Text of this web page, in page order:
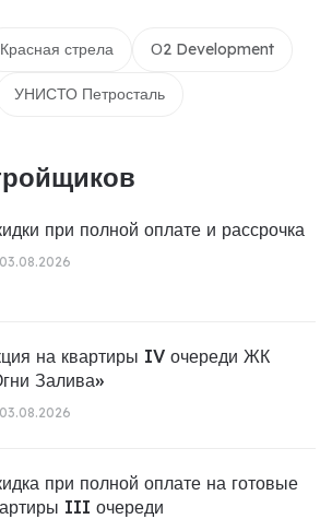
Красная стрела О2 Development
УНИСТО Петросталь
при полной оплате и рассрочка
03.08.2026
на квартиры IV очереди ЖК
Залива»
03.08.2026
при полной оплате на готовые
III очереди